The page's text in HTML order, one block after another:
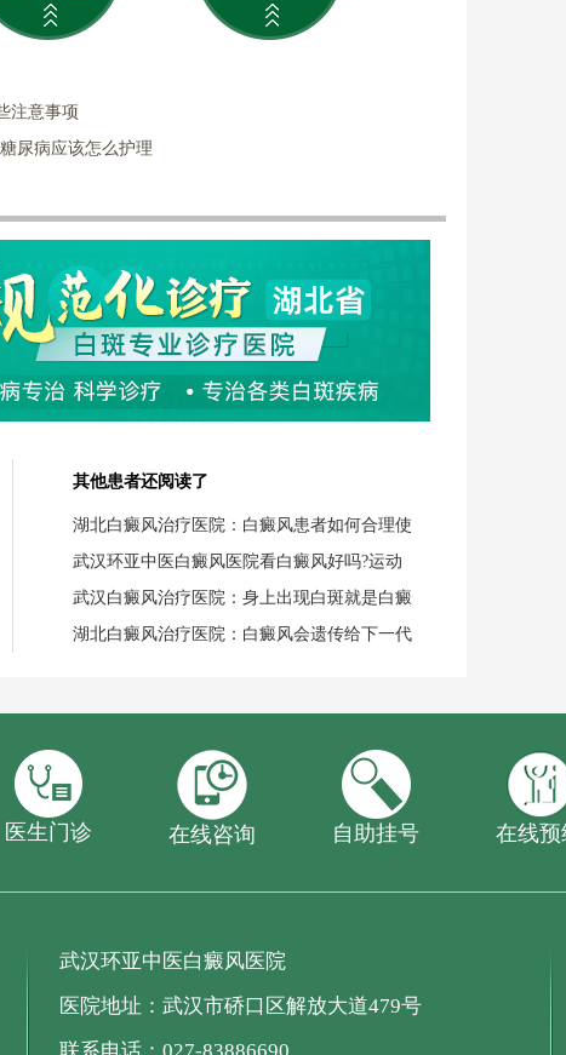
注意事项
尿病应该怎么护理
其他患者还阅读了
湖北白癜风治疗医院：白癜风患者如何合理使
武汉环亚中医白癜风医院看白癜风好吗?运动
武汉白癜风治疗医院：身上出现白斑就是白癜
湖北白癜风治疗医院：白癜风会遗传给下一代
医生门诊 在线咨询 自助挂号 在线预
武汉环亚中医白癜风医院
医院地址：武汉市硚口区解放大道479号